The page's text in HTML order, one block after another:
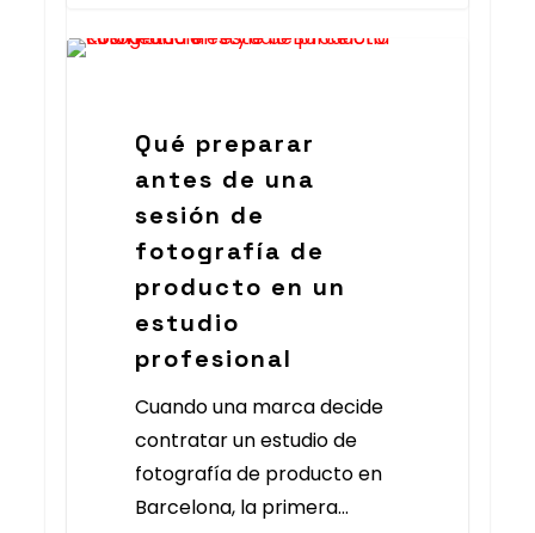
Qué preparar
antes de una
sesión de
fotografía de
producto en un
estudio
profesional
Cuando una marca decide
contratar un estudio de
fotografía de producto en
Barcelona, la primera…